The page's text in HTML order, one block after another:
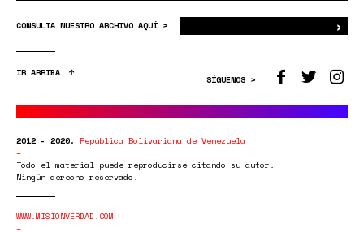
CONSULTA NUESTRO ARCHIVO AQUÍ > ›
IR ARRIBA
SÍGUENOS >
2012 - 2020. República Bolivariana de Venezuela
Todo el material puede reproducirse citando su autor.
Ningún derecho reservado.
WWW.MISIONVERDAD.COM